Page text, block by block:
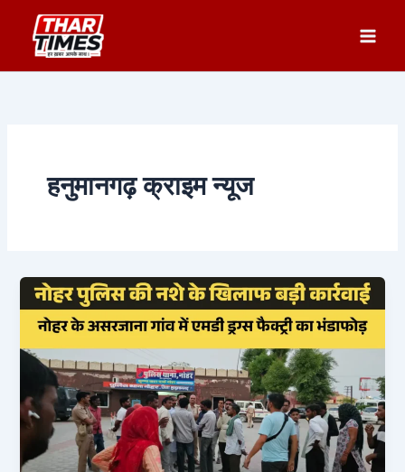
content
हनुमानगढ़ क्राइम न्यूज